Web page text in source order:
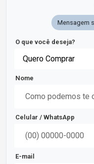
Mensagem
O que você deseja?
Quero Comprar
Nome
Celular / WhatsApp
E-mail